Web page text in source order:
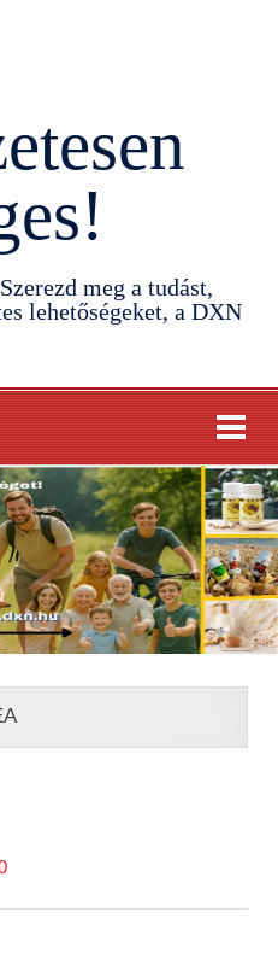
meg a tudást,
lehetőségeket, a DXN